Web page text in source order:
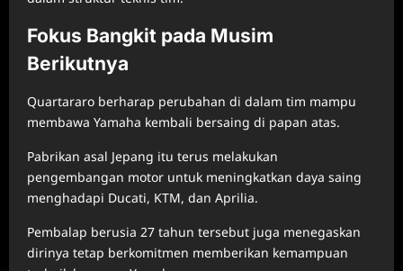
Fokus Bangkit pada Musim
Berikutnya
Quartararo berharap perubahan di dalam tim mampu
membawa Yamaha kembali bersaing di papan atas.
Pabrikan asal Jepang itu terus melakukan
pengembangan motor untuk meningkatkan daya saing
menghadapi Ducati, KTM, dan Aprilia.
Pembalap berusia 27 tahun tersebut juga menegaskan
dirinya tetap berkomitmen memberikan kemampuan